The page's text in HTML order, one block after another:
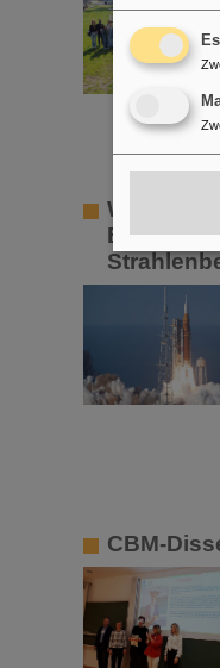
Wichtiger
CBM-